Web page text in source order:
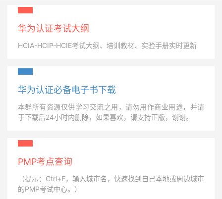
华为认证考试大纲
HCIA-HCIP-HCIE考试大纲、培训教材、实验手册实时更新
华为认证必备电子书下载
本群所有资源仅供学习交流之用，请勿用作商业用途，并请
于下载后24小时内删除，如果喜欢，请支持正版，谢谢。
PMP考点查询
（提示：Ctrl+F，输入城市名，快速找到自己本地或周边城市
的PMP考试中心。）